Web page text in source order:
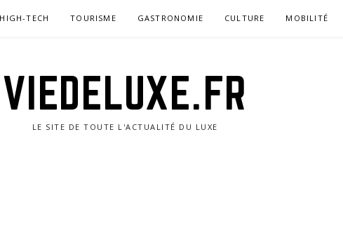
HIGH-TECH TOURISME GASTRONOMIE CULTURE MOBILITÉ
VIEDELUXE.FR
LE SITE DE TOUTE L'ACTUALITÉ DU LUXE